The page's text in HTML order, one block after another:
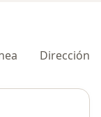
Dirección 3